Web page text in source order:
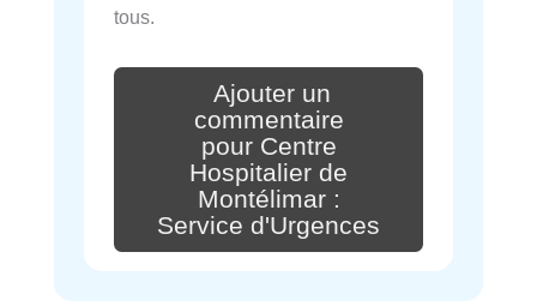
tous.
Ajouter un
commentaire
pour Centre
Hospitalier de
Montélimar :
Service d'Urgences